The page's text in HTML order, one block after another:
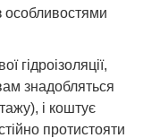
особливостями
гідроізоляції,
знадобляться
і коштує
протистояти